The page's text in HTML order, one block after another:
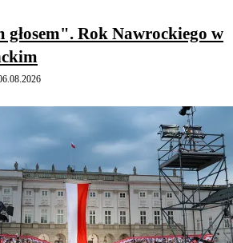
głosem". Rok Nawrockiego w